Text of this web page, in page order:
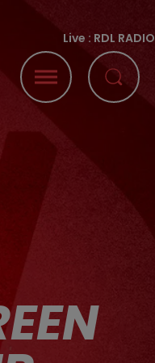
Live : RDL RADIO